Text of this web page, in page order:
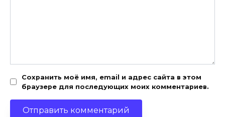
Сохранить моё имя, email и адрес сайта в этом
браузере для последующих моих комментариев.